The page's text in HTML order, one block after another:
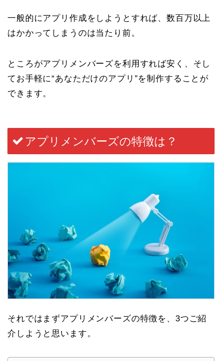
一般的にアプリ作成をしようとすれば、数百万以上
はかかってしまうのは当たり前。
ところがアプリメンバーズを利用すれば安く、そし
てお手軽に“あなただけのアプリ”を制作することが
できます。
アプリメンバーズの特徴は？
それではまずアプリメンバーズの特徴を、3つご紹
介しようと思います。